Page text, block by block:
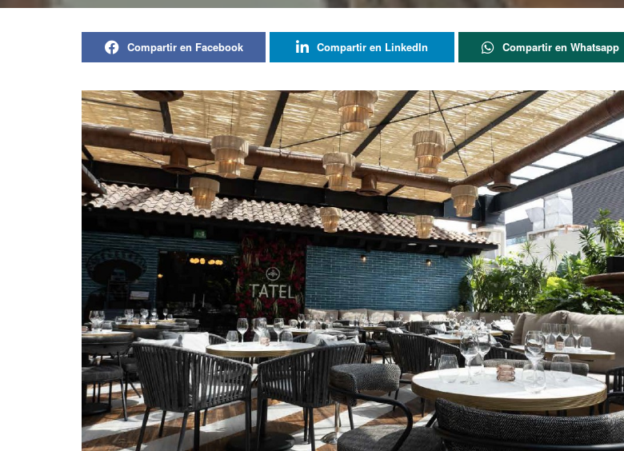
Compartir en Facebook Compartir en LinkedIn Compartir en Whatsapp